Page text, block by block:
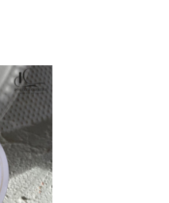
Add to
wishlist